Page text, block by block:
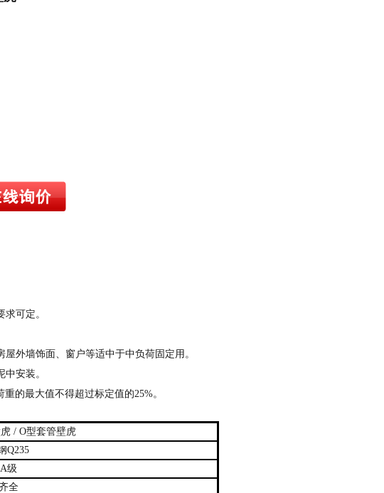
可定。
外墙饰面、窗户等适中于中负荷固定用。
安装。
的最大值不得超过标定值的25%。
/ O型套管壁虎
Q235
A级
全